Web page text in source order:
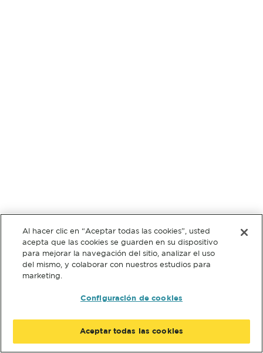
Al hacer clic en “Aceptar todas las cookies”, usted
acepta que las cookies se guarden en su dispositivo
para mejorar la navegación del sitio, analizar el uso
del mismo, y colaborar con nuestros estudios para
marketing.
Configuración de cookies
Aceptar todas las cookies